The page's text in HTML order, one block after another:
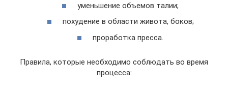
уменьшение объемов талии;
похудение в области живота, боков;
проработка пресса.
Правила, которые необходимо соблюдать во время
процесса: